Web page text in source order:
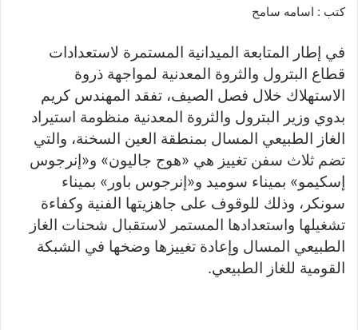
e
b
o
o
k
er
A
p
p
e
n
g
er
Li
n
k
a
m
ar
e
كتب : اسامه سامح
في إطار المتابعة الميدانية المستمرة لاستعدادات
قطاع البترول والثروة المعدنية لمواجهة ذروة
الاستهلاك خلال فصل الصيف، تفقد المهندس كريم
بدوي وزير البترول والثروة المعدنية منظومة استيراد
الغاز الطبيعي المسال بمنطقة العين السخنة، والتي
تضم ثلاث سفن تغييز هي «هوج جاليون» و«إنرجوس
إسكيمو» بميناء سوميد و«إنرجوس باور» بميناء
سونكر، وذلك للوقوف على جاهزيتها الفنية وكفاءة
تشغيلها واستعدادها المستمر لاستقبال شحنات الغاز
الطبيعي المسال وإعادة تغييزها وضخها في الشبكة
القومية للغاز الطبيعي.